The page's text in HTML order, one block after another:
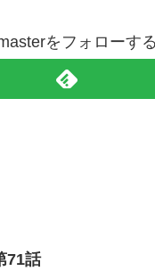
をフォローする
71話